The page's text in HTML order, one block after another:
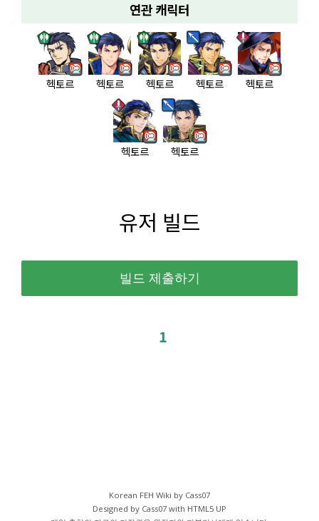
연관 캐릭터
헥토르 헥토르 헥토르 헥토르 헥토르
헥토르 헥토르
유저 빌드
1
Korean FEH Wiki by Cass07
Designed by Cass07 with HTML5 UP